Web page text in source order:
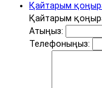
Қайтарым
Қайтарым
Атыңыз:
Телефоныңыз: